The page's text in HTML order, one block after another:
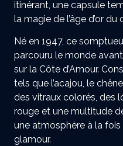
itinérant, une capsule
la magie de l’âge d’or du
Né en 1947, ce
parcouru le monde
sur la Côte d’Amour.
tels que l’acajou, le
des vitraux colorés, des
rouge et une multitude
une atmosphère à la
glamour.